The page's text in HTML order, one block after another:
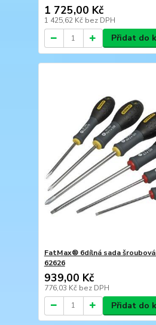
1 725,00 Kč
1 425,62 Kč bez DPH
Přidat do
FatMax® 6dílná sada
62626
939,00 Kč
776,03 Kč bez DPH
Přidat do